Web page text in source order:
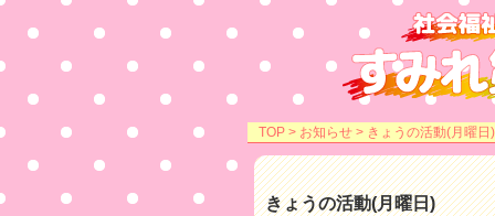
TOP > お知らせ > きょうの活動(月曜日)
きょうの活動(月曜日)